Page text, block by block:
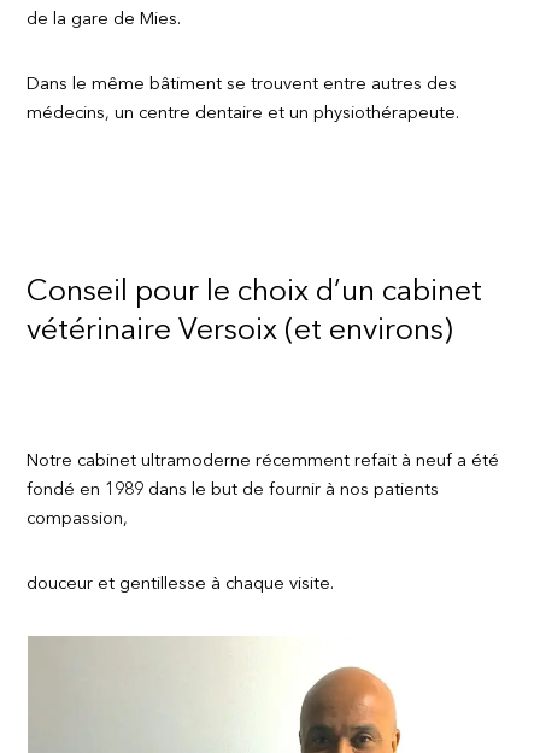
de la gare de Mies.
Dans le même bâtiment se trouvent entre autres des
médecins, un centre dentaire et un physiothérapeute.
Conseil pour le choix d’un cabinet
vétérinaire Versoix (et environs)
Notre cabinet ultramoderne récemment refait à neuf a été
fondé en 1989 dans le but de fournir à nos patients
compassion,
douceur et gentillesse à chaque visite.